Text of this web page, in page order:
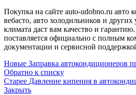
Покупка на сайте auto-udobno.ru авто
вебасто, авто холодильников и других
климата даст вам качество и
поставляется официально с полным
документации и сервисной
Новые Заправка автокондиционеров
Обратно к списку
Старее Давление кипения в
Закрыть